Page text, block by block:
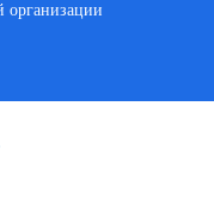
успехи в
организации